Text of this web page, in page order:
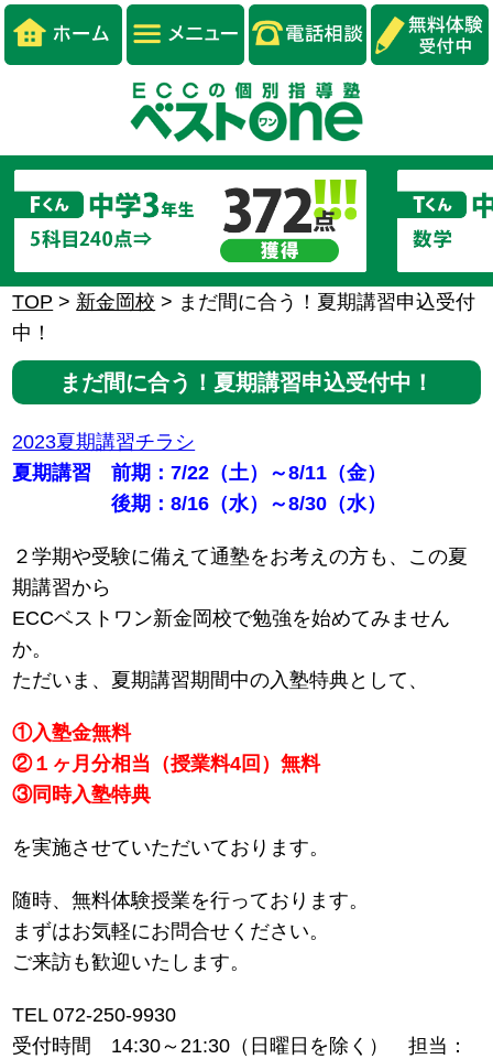
TOP > 新金岡校 > まだ間に合う！夏期講習申込受付
中！
まだ間に合う！夏期講習申込受付中！
2023夏期講習チラシ
夏期講習 前期：7/22（土）～8/11（金）
後期：8/16（水）～8/30（水）
２学期や受験に備えて通塾をお考えの方も、この夏
期講習から
ECCベストワン新金岡校で勉強を始めてみません
か。
ただいま、夏期講習期間中の入塾特典として、
①入塾金無料
②１ヶ月分相当（授業料4回）無料
③同時入塾特典
を実施させていただいております。
随時、無料体験授業を行っております。
まずはお気軽にお問合せください。
ご来訪も歓迎いたします。
TEL 072-250-9930
受付時間 14:30～21:30（日曜日を除く） 担当：